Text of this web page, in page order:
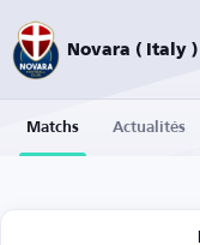
Novara ( Italy )
Matchs Actualités